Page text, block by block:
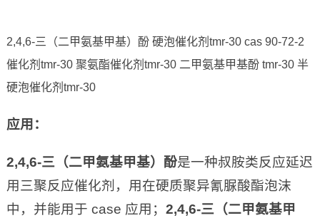
2,4,6-三（二甲氨基甲基）酚 硬泡催化剂tmr-30 cas 90-72-2
催化剂tmr-30 聚氨酯催化剂tmr-30 二甲氨基甲基酚 tmr-30 半
硬泡催化剂tmr-30
应用 ：
2,4,6-三（二甲氨基甲基）酚是一种叔胺类反应延迟
用三聚反应催化剂，用在硬质聚异氰脲酸酯泡沫
中，并能用于 case 应用； 2,4,6-三（二甲氨基甲